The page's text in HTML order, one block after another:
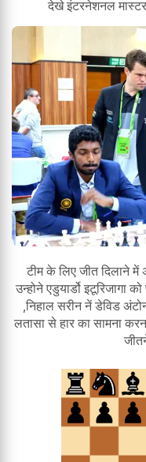
देखे इंटरनेशनल
टीम के लिए जीत दिलाने में
उन्होने एडुयार्डो इटूरिजागा
,निहाल सरीन नें डेविड
लतासा से हार का सामना